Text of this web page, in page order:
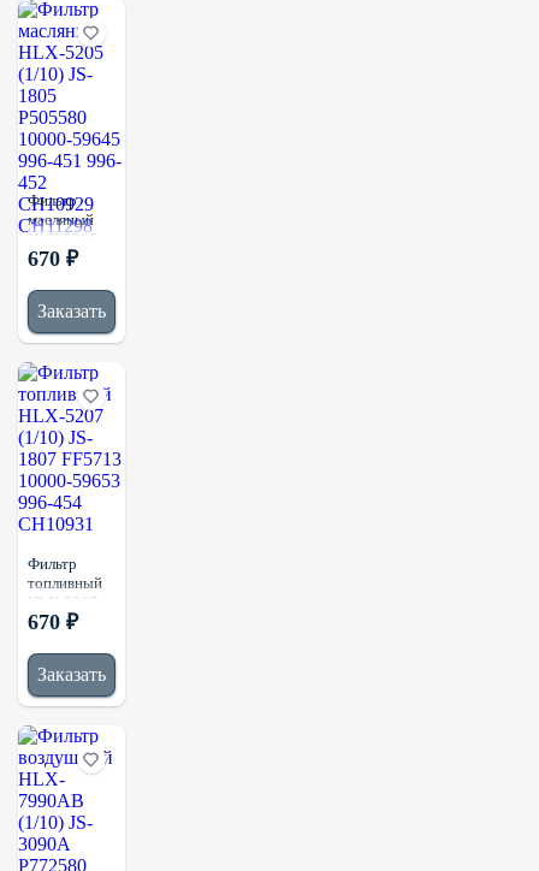
4461492
360-8960
Фильтр
масляный
HLX-5205
(1/10) JS-
P505580
10000-
59645 996-
CH10929
CH11298
670 ₽
Заказать
Фильтр
топливный
HLX-5207
(1/10) JS-
FF5713
10000-
59653 996-
CH10931
670 ₽
Заказать